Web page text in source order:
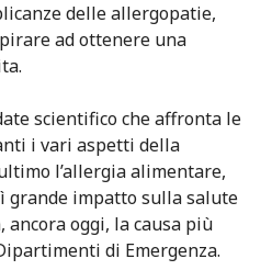
delle allergopatie,
ad ottenere una
scientifico che affronta le
i vari aspetti della
l’allergia alimentare,
grande impatto sulla salute
oggi, la causa più
di Emergenza.